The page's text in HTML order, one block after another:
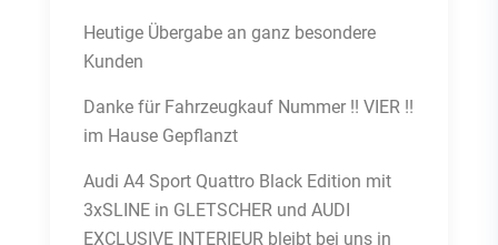
Heutige Übergabe an ganz besondere
Kunden
Danke für Fahrzeugkauf Nummer !! VIER !!
im Hause Gepflanzt
Audi A4 Sport Quattro Black Edition mit
3xSLINE in GLETSCHER und AUDI
EXCLUSIVE INTERIEUR bleibt bei uns in